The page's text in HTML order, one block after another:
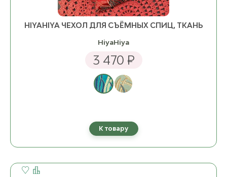
HIYAHIYA ЧЕХОЛ ДЛЯ СЪЁМНЫХ СПИЦ, ТКАНЬ
HiyaHiya
3 470 ₽
К товару